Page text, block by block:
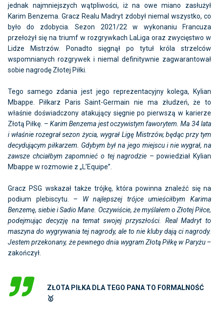
jednak najmniejszych wątpliwości, iż na owe miano zasłużył
Karim Benzema. Gracz Realu Madryt zdobył niemal wszystko, co
było do zdobycia. Sezon 2021/22 w wykonaniu Francuza
przełożył się na triumf w rozgrywkach LaLiga oraz zwycięstwo w
Lidze Mistrzów. Ponadto sięgnął po tytuł króla strzelców
wspomnianych rozgrywek i niemal definitywnie zagwarantował
sobie nagrodę Złotej Piłki.
Tego samego zdania jest jego reprezentacyjny kolega, Kylian
Mbappe. Piłkarz Paris Saint-Germain nie ma złudzeń, że to
właśnie doświadczony atakujący sięgnie po pierwszą w karierze
Złotą Piłkę. – Karim Benzema jest oczywistym faworytem. Ma 34 lata
i właśnie rozegrał sezon życia, wygrał Ligę Mistrzów, będąc przy tym
decydującym piłkarzem. Gdybym był na jego miejscu i nie wygrał, na
zawsze chciałbym zapomnieć o tej nagrodzie – powiedział Kylian
Mbappe w rozmowie z „L’Equipe”.
Gracz PSG wskazał także trójkę, która powinna znaleźć się na
podium plebiscytu. – W najlepszej trójce umieściłbym Karima
Benzemę, siebie i Sadio Mane. Oczywiście, że myślałem o Złotej Piłce,
podejmując decyzję na temat swojej przyszłości. Real Madryt to
maszyna do wygrywania tej nagrody, ale to nie kluby dają ci nagrody.
Jestem przekonany, że pewnego dnia wygram Złotą Piłkę w Paryżu –
zakończył.
ZŁOTA PIŁKA DLA TEGO PANA TO FORMALNOŚĆ
🥇